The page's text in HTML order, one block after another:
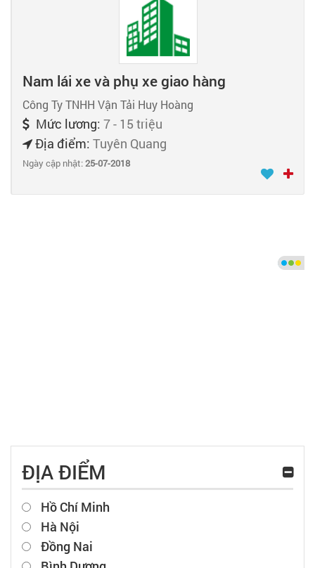
Nam lái xe và phụ xe giao hàng
Công Ty TNHH Vận Tải Huy Hoàng
Mức lương: 7 - 15 triệu
Địa điểm: Tuyên Quang
Ngày cập nhật:25-07-2018
ĐỊA ĐIỂM
Hồ Chí Minh
Hà Nội
Đồng Nai